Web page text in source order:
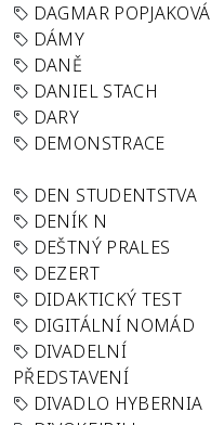
DAGMAR POPJAKOVÁ
DÁMY
DANĚ
DANIEL STACH
DARY
DEMONSTRACE
DEN STUDENTSTVA
DENÍK N
DEŠTNÝ PRALES
DEZERT
DIDAKTICKÝ TEST
DIGITÁLNÍ NOMÁD
DIVADELNÍ
PŘEDSTAVENÍ
DIVADLO HYBERNIA